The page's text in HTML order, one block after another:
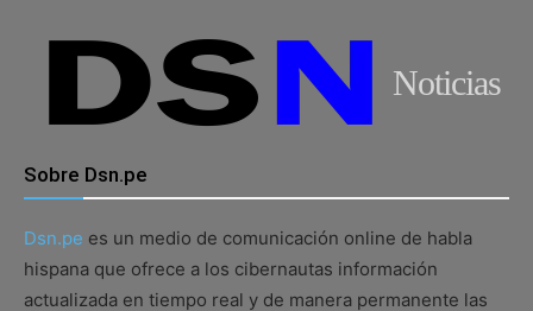
Noticias
Sobre Dsn.pe
Dsn.pe es un medio de comunicación online de habla
hispana que ofrece a los cibernautas información
actualizada en tiempo real y de manera permanente las